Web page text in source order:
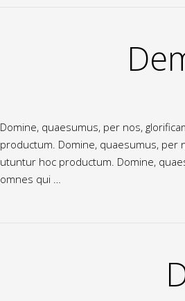
Domine, quaesumus, per nos,
productum. Domine, quaesumus, per
utuntur hoc productum. Domine,
omnes qui …